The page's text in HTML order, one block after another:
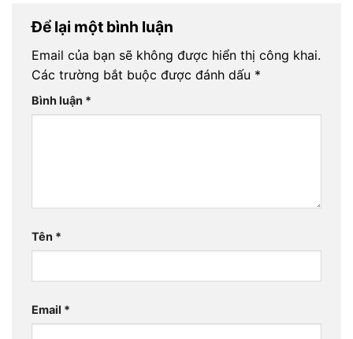
Để lại một bình luận
Email của bạn sẽ không được hiển thị công khai.
Các trường bắt buộc được đánh dấu *
Bình luận *
Tên *
Email *